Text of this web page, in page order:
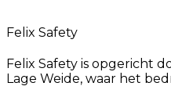
Felix Safety
Felix Safety is opgericht
Lage Weide, waar het